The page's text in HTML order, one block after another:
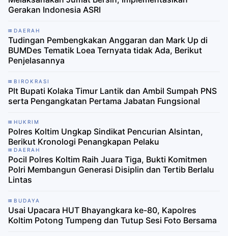
Gerakan Indonesia ASRI
DAERAH
Tudingan Pembengkakan Anggaran dan Mark Up di
BUMDes Tematik Loea Ternyata tidak Ada, Berikut
Penjelasannya
BIROKRASI
Plt Bupati Kolaka Timur Lantik dan Ambil Sumpah PNS
serta Pengangkatan Pertama Jabatan Fungsional
HUKRIM
Polres Koltim Ungkap Sindikat Pencurian Alsintan,
Berikut Kronologi Penangkapan Pelaku
DAERAH
Pocil Polres Koltim Raih Juara Tiga, Bukti Komitmen
Polri Membangun Generasi Disiplin dan Tertib Berlalu
Lintas
BUDAYA
Usai Upacara HUT Bhayangkara ke-80, Kapolres
Koltim Potong Tumpeng dan Tutup Sesi Foto Bersama